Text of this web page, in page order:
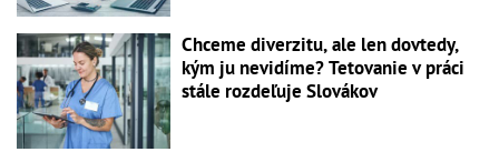
Chceme diverzitu, ale len dovtedy,
kým ju nevidíme? Tetovanie v práci
stále rozdeľuje Slovákov